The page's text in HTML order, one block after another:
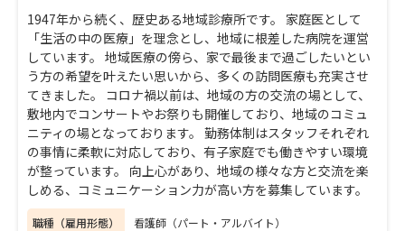
1947年から続く、歴史ある地域診療所です。 家庭医として
「生活の中の医療」を理念とし、地域に根差した病院を運営
しています。 地域医療の傍ら、家で最後まで過ごしたいとい
う方の希望を叶えたい思いから、多くの訪問医療も充実させ
てきました。 コロナ禍以前は、地域の方の交流の場として、
敷地内でコンサートやお祭りも開催しており、地域のコミュ
ニティの場となっております。 勤務体制はスタッフそれぞれ
の事情に柔軟に対応しており、有子家庭でも働きやすい環境
が整っています。 向上心があり、地域の様々な方と交流を楽
しめる、コミュニケーション力が高い方を募集しています。
職種（雇用形態）
看護師（パート・アルバイト）